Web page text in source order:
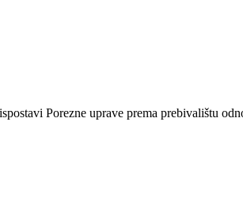
Porezne uprave prema prebivalištu